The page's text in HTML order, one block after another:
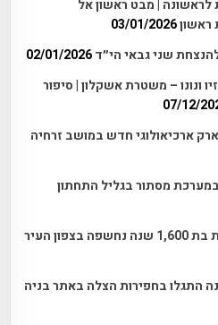
| מבט ראשון אל
03/01/2026
שני גבאי הי״ד 02/01/2026
ונונו – משטרת אשקלון | סיפור
07/12/
ארכיאולוגי חדש במושב זרחיה
מסתור בגליל התחתון
שרידי אחוזה שומרונית מפוארת בת 1,600 שנה נחשפה בצפון העיר
קדומות בנות 4,000 שנה התגלו בחפירות הצלה באתר בניה